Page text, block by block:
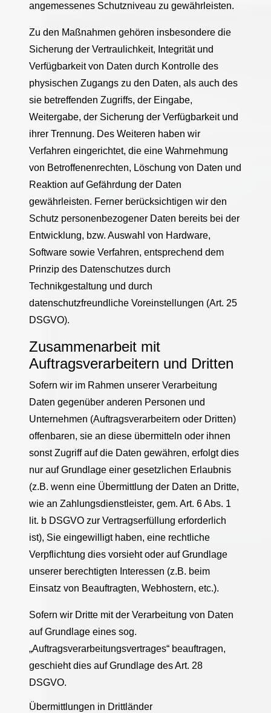
angemessenes Schutzniveau zu gewährleisten.
Zu den Maßnahmen gehören insbesondere die
Sicherung der Vertraulichkeit, Integrität und
Verfügbarkeit von Daten durch Kontrolle des
physischen Zugangs zu den Daten, als auch des
sie betreffenden Zugriffs, der Eingabe,
Weitergabe, der Sicherung der Verfügbarkeit und
ihrer Trennung. Des Weiteren haben wir
Verfahren eingerichtet, die eine Wahrnehmung
von Betroffenenrechten, Löschung von Daten und
Reaktion auf Gefährdung der Daten
gewährleisten. Ferner berücksichtigen wir den
Schutz personenbezogener Daten bereits bei der
Entwicklung, bzw. Auswahl von Hardware,
Software sowie Verfahren, entsprechend dem
Prinzip des Datenschutzes durch
Technikgestaltung und durch
datenschutzfreundliche Voreinstellungen (Art. 25
DSGVO).
Zusammenarbeit mit
Auftragsverarbeitern und Dritten
Sofern wir im Rahmen unserer Verarbeitung
Daten gegenüber anderen Personen und
Unternehmen (Auftragsverarbeitern oder Dritten)
offenbaren, sie an diese übermitteln oder ihnen
sonst Zugriff auf die Daten gewähren, erfolgt dies
nur auf Grundlage einer gesetzlichen Erlaubnis
(z.B. wenn eine Übermittlung der Daten an Dritte,
wie an Zahlungsdienstleister, gem. Art. 6 Abs. 1
lit. b DSGVO zur Vertragserfüllung erforderlich
ist), Sie eingewilligt haben, eine rechtliche
Verpflichtung dies vorsieht oder auf Grundlage
unserer berechtigten Interessen (z.B. beim
Einsatz von Beauftragten, Webhostern, etc.).
Sofern wir Dritte mit der Verarbeitung von Daten
auf Grundlage eines sog.
„Auftragsverarbeitungsvertrages“ beauftragen,
geschieht dies auf Grundlage des Art. 28
DSGVO.
Übermittlungen in Drittländer